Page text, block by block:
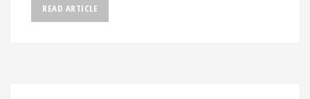
READ ARTICLE